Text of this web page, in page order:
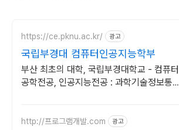
https://ce.pknu.ac.kr/ 광고
국립부경대 컴퓨터인공지능학부
부산 최초의 대학, 국립부경대학교 - 컴퓨터
공학전공, 인공지능전공 : 과학기술정보통신
http://프로그램개발.com 광고